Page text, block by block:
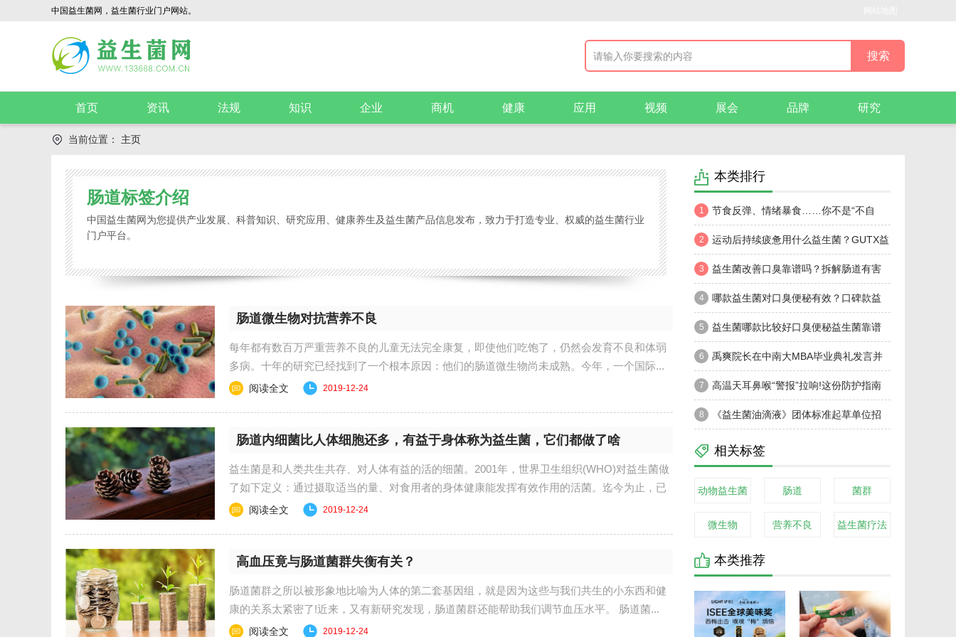
中国益生菌网，益生菌行业门户网站。
首页 资讯 法规 知识 企业 商机 健康 应用 视频 展会 品牌 研究
当前位置： 主页
肠道标签介绍
中国益生菌网为您提供产业发展、科普知识、研究应用、健康养生及益生菌产品信息发布，致力于打造专业、权威的益生菌行业
门户平台。
肠道微生物对抗营养不良
每年都有数百万严重营养不良的儿童无法完全康复，即使他们吃饱了，仍然会发育不良和体弱
多病。十年的研究已经找到了一个根本原因：他们的肠道微生物尚未成熟。今年，一个国际...
阅读全文 2019-12-24
肠道内细菌比人体细胞还多，有益于身体称为益生菌，它们都做了啥
益生菌是和人类共生共存、对人体有益的活的细菌。2001年，世界卫生组织(WHO)对益生菌做
了如下定义：通过摄取适当的量、对食用者的身体健康能发挥有效作用的活菌。迄今为止，已
发... 阅读全文 2019-12-24
高血压竟与肠道菌群失衡有关？
肠道菌群之所以被形象地比喻为人体的第二套基因组，就是因为这些与我们共生的小东西和健
康的关系太紧密了!近来，又有新研究发现，肠道菌群还能帮助我们调节血压水平。 肠道菌...
阅读全文 2019-12-24
本类排行
1 节食反弹、情绪暴食……你不是“不自
律”，是肠道菌群在“求救”
2 运动后持续疲惫用什么益生菌？GUTX益
次方小橙舱为肠道充能，找回运动节奏
3 益生菌改善口臭靠谱吗？拆解肠道有害
菌产臭完整机制，口臭选哪个牌子益生菌好
4 哪款益生菌对口臭便秘有效？口碑款益
生菌评测，选购攻略轻松看懂
5 益生菌哪款比较好口臭便秘益生菌靠谱
品牌,高性价比甄选指南
6 禹爽院长在中南大MBA毕业典礼发言并
获“优秀指导教师”荣誉
7 高温天耳鼻喉“警报”拉响!这份防护指南
请收好!
8 《益生菌油滴液》团体标准起草单位招
募：共筑行业规范新基石
相关标签
动物益生菌 肠道 菌群
微生物 营养不良 益生菌疗法
本类推荐